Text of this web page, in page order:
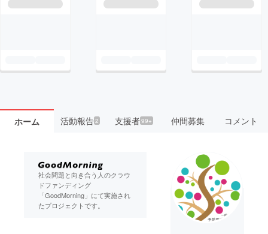
ホーム 活動報告2 支援者99+ 仲間募集 コメント
社会問題と向き合う人のクラウ
ドファンディング
「GoodMorning」にて実施され
たプロジェクトです。